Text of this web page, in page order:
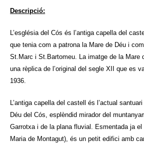
Descripció:
L’església del Cós és l’antiga capella del
que tenia com a patrona la Mare de Déu i
St.Marc i St.Bartomeu. La imatge de la Mare
una rèplica de l’original del segle XII que es
1936.
L’antiga capella del castell és l’actual
Déu del Cós, esplèndid mirador del
Garrotxa i de la plana fluvial. Esmentada ja el
Maria de Montagut), és un petit edifici amb